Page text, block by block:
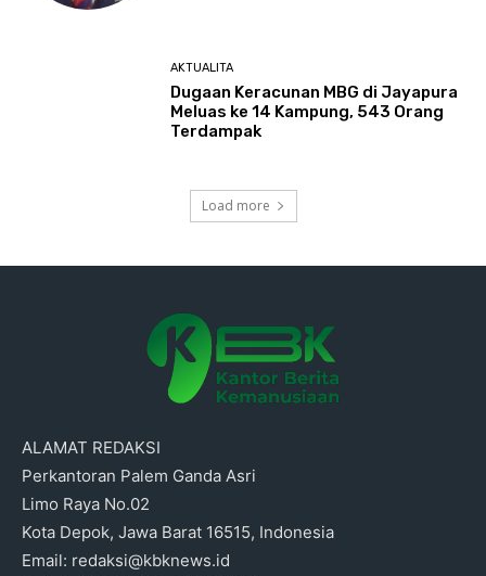
AKTUALITA
Dugaan Keracunan MBG di Jayapura
Meluas ke 14 Kampung, 543 Orang
Terdampak
Load more
ALAMAT REDAKSI
Perkantoran Palem Ganda Asri
Limo Raya No.02
Kota Depok, Jawa Barat 16515, Indonesia
Email: redaksi@kbknews.id